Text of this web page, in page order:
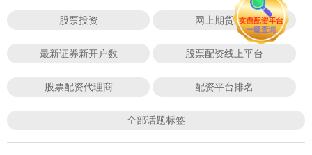
股票投资 网上期货配资
最新证券新开户数 股票配资线上平台
股票配资代理商 配资平台排名
全部话题标签